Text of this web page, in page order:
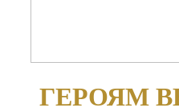
ГЕРОЯМ